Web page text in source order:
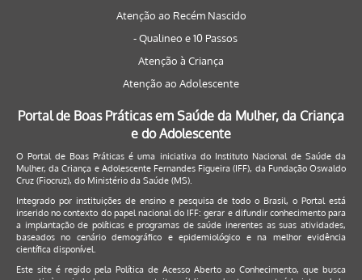
Atenção ao Recém Nascido
- Qualineo e 10 Passos
Atenção à Criança
Atenção ao Adolescente
Portal de Boas Práticas em Saúde da Mulher, da Criança
e do Adolescente
O Portal de Boas Práticas é uma iniciativa do Instituto Nacional de Saúde da
Mulher, da Criança e Adolescente Fernandes Figueira (IFF), da Fundação Oswaldo
Cruz (Fiocruz), do Ministério da Saúde (MS).
Integrado por instituições de ensino e pesquisa de todo o Brasil, o Portal está
inserido no contexto do papel nacional do IFF: gerar e difundir conhecimento para
a implantação de políticas e programas de saúde inerentes as suas atividades,
baseados no cenário demográfico e epidemiológico e na melhor evidência
científica disponível.
Este site é regido pela Política de Acesso Aberto ao Conhecimento, que busca